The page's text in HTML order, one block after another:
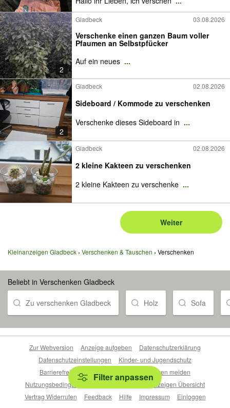
2
Gladbeck 03.08.2026
Verschenke einen ganzen Baum voller
Pfaumen an Selbstpfücker
Auf ein neues ...
2
Gladbeck 02.08.2026
Sideboard / Kommode zu verschenken
Verschenke dieses Sideboard in ...
Gladbeck 02.08.2026
2 kleine Kakteen zu verschenken
2 kleine Kakteen zu verschenke ...
Weiter
Kleinanzeigen Gladbeck Verschenken & Tauschen Verschenken
Beliebt in Verschenken Gladbeck
Zu verschenken Gladbeck Holz Sofa
Filter anpassen
Zur Webversion Anzeige aufgeben
Datenschutzerklärung
Datenschutzeinstellungen
Kinder- und Jugendschutz
Barrierefreiheitserklärung
Sicherheitslücken melden
Nutzungsbedingungen
Beliebte Suchen
Anzeigen Übersicht
Vertrag Widerrufen
Feedback Hilfe Impressum Einloggen